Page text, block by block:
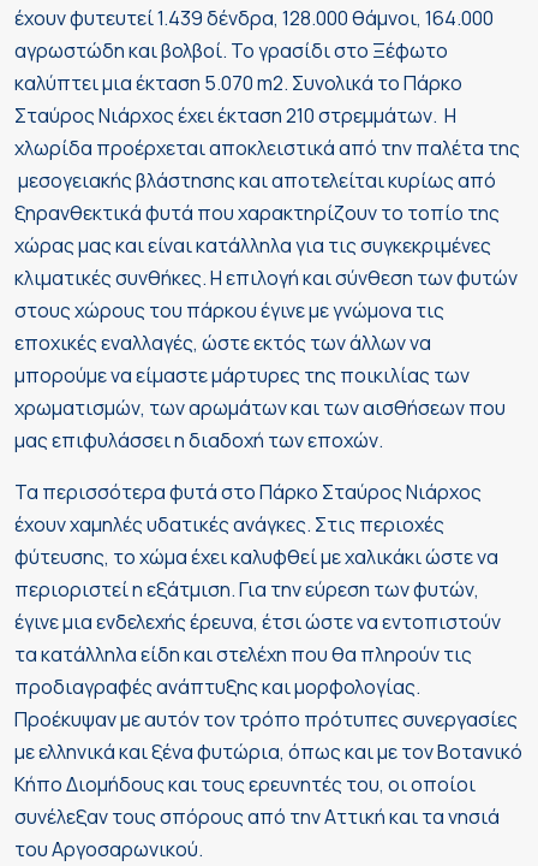
έχουν φυτευτεί 1.439 δένδρα, 128.000 θάμνοι, 164.000
αγρωστώδη και βολβοί. Το γρασίδι στο Ξέφωτο
καλύπτει μια έκταση 5.070 m2. Συνολικά το Πάρκο
Σταύρος Νιάρχος έχει έκταση 210 στρεμμάτων. Η
χλωρίδα προέρχεται αποκλειστικά από την παλέτα της
μεσογειακής βλάστησης και αποτελείται κυρίως από
ξηρανθεκτικά φυτά που χαρακτηρίζουν το τοπίο της
χώρας μας και είναι κατάλληλα για τις συγκεκριμένες
κλιματικές συνθήκες. Η επιλογή και σύνθεση των φυτών
στους χώρους του πάρκου έγινε με γνώμονα τις
εποχικές εναλλαγές, ώστε εκτός των άλλων να
μπορούμε να είμαστε μάρτυρες της ποικιλίας των
χρωματισμών, των αρωμάτων και των αισθήσεων που
μας επιφυλάσσει η διαδοχή των εποχών.
Τα περισσότερα φυτά στο Πάρκο Σταύρος Νιάρχος
έχουν χαμηλές υδατικές ανάγκες. Στις περιοχές
φύτευσης, το χώμα έχει καλυφθεί με χαλικάκι ώστε να
περιοριστεί η εξάτμιση. Για την εύρεση των φυτών,
έγινε μια ενδελεχής έρευνα, έτσι ώστε να εντοπιστούν
τα κατάλληλα είδη και στελέχη που θα πληρούν τις
προδιαγραφές ανάπτυξης και μορφολογίας.
Προέκυψαν με αυτόν τον τρόπο πρότυπες συνεργασίες
με ελληνικά και ξένα φυτώρια, όπως και με τον Βοτανικό
Κήπο Διομήδους και τους ερευνητές του, οι οποίοι
συνέλεξαν τους σπόρους από την Αττική και τα νησιά
του Αργοσαρωνικού.